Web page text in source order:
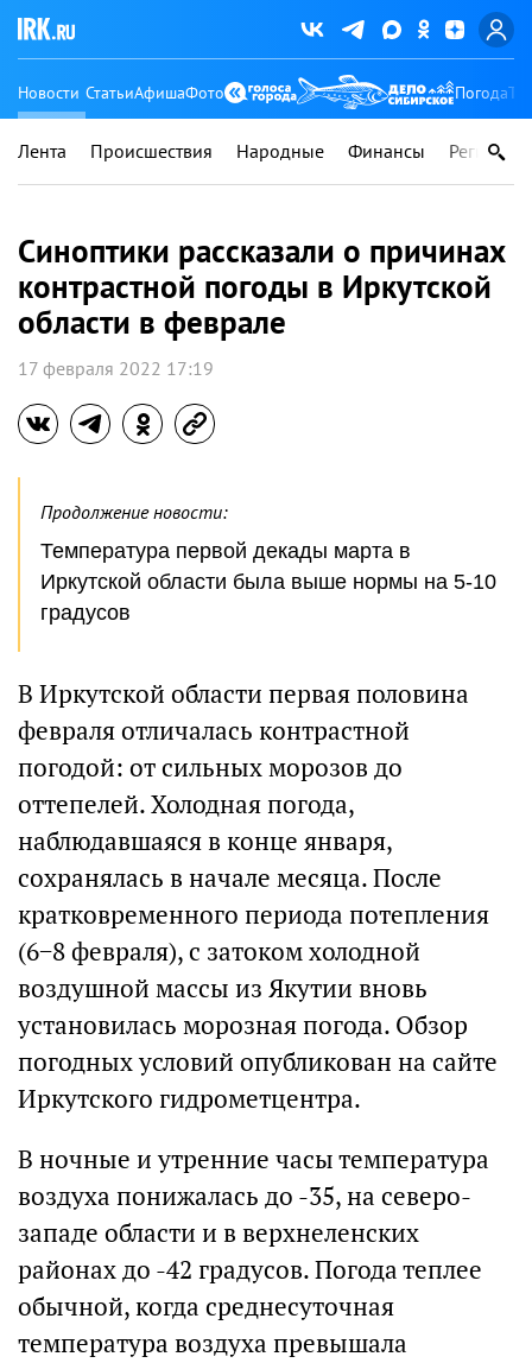
Новости СтатьиАфишаФото Погода
Лента Происшествия Народные Финансы Регионы
Синоптики рассказали о причинах
контрастной погоды в Иркутской
области в феврале
17 февраля 2022 17:19
Продолжение новости:
Температура первой декады марта в
Иркутской области была выше нормы на 5-10
градусов
В Иркутской области первая половина
февраля отличалась контрастной
погодой: от сильных морозов до
оттепелей. Холодная погода,
наблюдавшаяся в конце января,
сохранялась в начале месяца. После
кратковременного периода потепления
(6−8 февраля), с затоком холодной
воздушной массы из Якутии вновь
установилась морозная погода. Обзор
погодных условий опубликован на сайте
Иркутского гидрометцентра.
В ночные и утренние часы температура
воздуха понижалась до -35, на северо-
западе области и в верхнеленских
районах до -42 градусов. Погода теплее
обычной, когда среднесуточная
температура воздуха превышала